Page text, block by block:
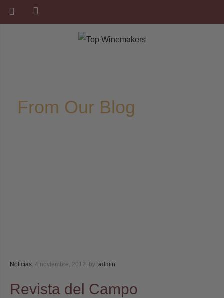
From Our Blog
Noticias 4 noviembre, 2012, by admin
Revista del Campo